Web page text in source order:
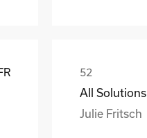
All Solutions
Julie Fritsch